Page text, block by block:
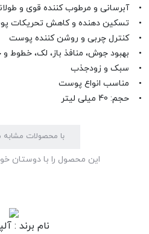
• آبرسانی و مرطوب کننده قوی و
• تسکین دهنده و کاهش تحریکات
• کنترل چربی و روشن کننده پوست
• بهبود جوش، منافذ باز، لک، خطوط
• سبک و زودجذب
• مناسب انواع پوست
• حجم: 40 میلی لیتر
با محصولات
این محصول را با دوستان
نام برند :